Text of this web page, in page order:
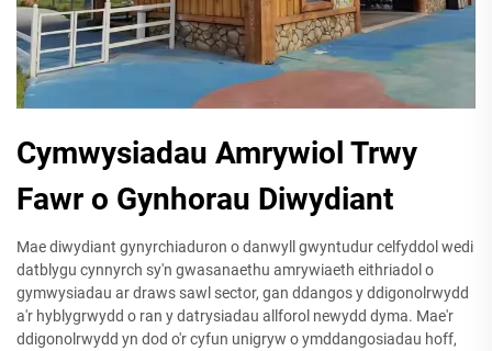
Cymwysiadau Amrywiol Trwy
Fawr o Gynhorau Diwydiant
Mae diwydiant gynyrchiaduron o danwyll gwyntudur celfyddol wedi
datblygu cynnyrch sy'n gwasanaethu amrywiaeth eithriadol o
gymwysiadau ar draws sawl sector, gan ddangos y ddigonolrwydd
a'r hyblygrwydd o ran y datrysiadau allforol newydd dyma. Mae'r
ddigonolrwydd yn dod o'r cyfun unigryw o ymddangosiadau hoff,